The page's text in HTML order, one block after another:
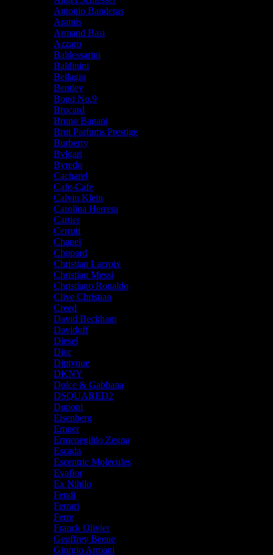
Antonio Banderas
Aramis
Armand Basi
Azzaro
Baldessarini
Baldinini
Bellagio
Bentley
Bond No.9
Brocard
Bruno Banani
Brut Parfums Prestige
Burberry
Bvlgari
Byredo
Cacharel
Cafe-Cafe
Calvin Klein
Carolina Herrera
Cartier
Cerruti
Chanel
Chopard
Christian Lacroix
Christian Messi
Christiano Ronaldo
Clive Christian
Creed
David Beckham
Davidoff
Diesel
Dior
Diptyque
DKNY
Dolce & Gabbana
DSQUARED2
Dupont
Eisenberg
Emper
Ermenegildo Zegna
Escada
Escentric Molecules
Evaflor
Ex Nihilo
Fendi
Ferrari
Ferre
Franck Olivier
Geoffrey Beene
Giorgio Armani